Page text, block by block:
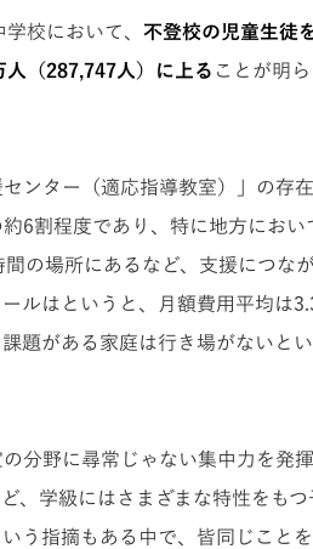
校において、 不登校の児童生徒
（287,747人）に上る ことが明ら
ンター（適応指導教室）」の存在
6割程度であり、特に地方におい
の場所にあるなど、支援につな
ルはというと、月額費用平均は
題がある家庭は行き場がないとい
分野に尋常じゃない集中力を発揮
、学級にはさまざまな特性をもつ
う指摘もある中で、皆同じことを